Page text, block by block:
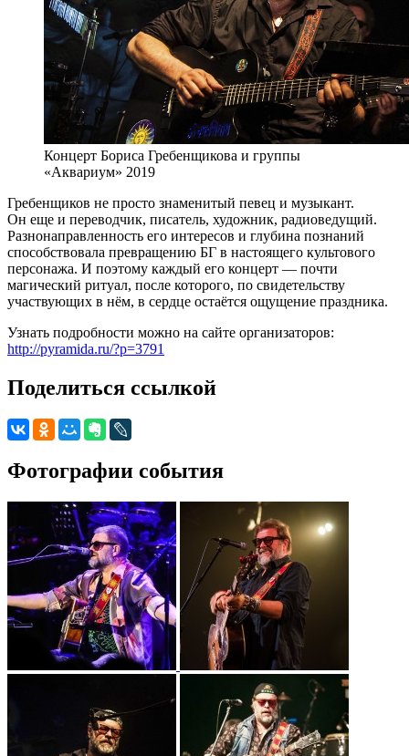
Концерт Бориса Гребенщикова и группы
«Аквариум» 2019
Гребенщиков не просто знаменитый певец и музыкант.
Он еще и переводчик, писатель, художник, радиоведущий.
Разнонаправленность его интересов и глубина познаний
способствовала превращению БГ в настоящего культового
персонажа. И поэтому каждый его концерт — почти
магический ритуал, после которого, по свидетельству
участвующих в нём, в сердце остаётся ощущение праздника.
Узнать подробности можно на сайте организаторов:
http://pyramida.ru/?p=3791
Поделиться ссылкой
Фотографии события